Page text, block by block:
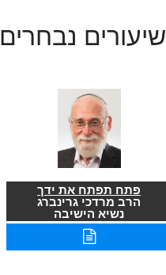
שיעורים נבחרים
פתח תפתח את ידך
הרב מרדכי גרינברג
נשיא הישיבה